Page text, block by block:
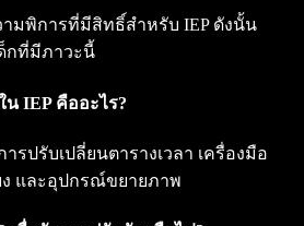
ามพิการที่มีสิทธิ์สำหรับ IEP ดังนั้น
กที่มีภาวะนี้
น IEP คืออะไร?
รปรับเปลี่ยนตารางเวลา เครื่องมือ
ยง และอุปกรณ์ขยายภาพ